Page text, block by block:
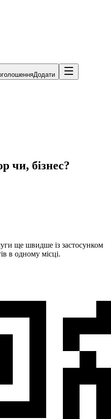
Додати
чи, бізнес?
ще швидше із застосунком
в одному місці.